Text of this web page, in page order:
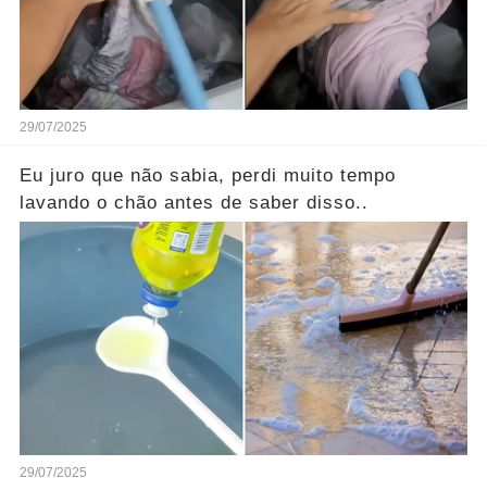
29/07/2025
Eu juro que não sabia, perdi muito tempo
lavando o chão antes de saber disso..
29/07/2025